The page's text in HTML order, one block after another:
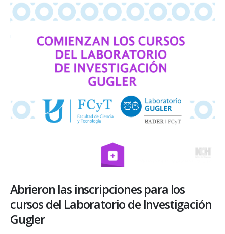
Abrieron las inscripciones para los
cursos del Laboratorio de Investigación
Gugler